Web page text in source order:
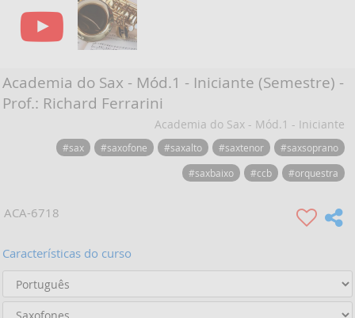
Academia do Sax - Mód.1 - Iniciante (Semestre) -
Prof.: Richard Ferrarini
Academia do Sax - Mód.1 - Iniciante
#sax #saxofone #saxalto #saxtenor
#saxsoprano
#saxbaixo
#ccb #orquestra
ACA-6718
Características do curso